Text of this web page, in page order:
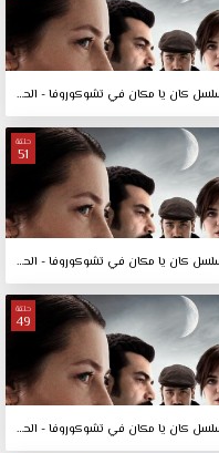
مسلسل كان يا مكان في تشوكوروفا - الحلقة 53
حلقة
51
مسلسل كان يا مكان في تشوكوروفا - الحلقة 51
حلقة
49
مسلسل كان يا مكان في تشوكوروفا - الحلقة 49